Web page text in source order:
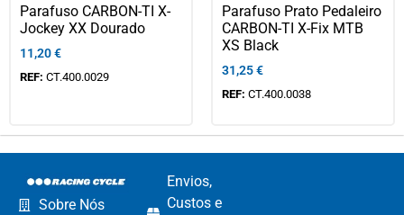
Parafuso CARBON-TI X-
Jockey XX Dourado
11,20€
REF: CT.400.0029
Parafuso Prato Pedaleiro
CARBON-TI X-Fix MTB
XS Black
31,25€
REF: CT.400.0038
Sobre Nós
Envios,
Custos e